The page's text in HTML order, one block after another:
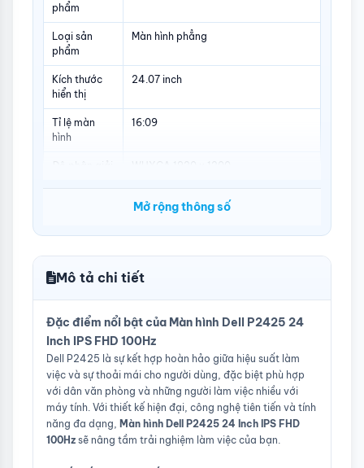
phẩm
Loại sản
phẩm
Màn hình phẳng
Kích thước
hiển thị
24.07 inch
Tỉ lệ màn
hình
16:09
Độ sáng 300 cd/m² (typ)
Góc nhìn 178º horizontal, 178º vertical
Màu sắc
màn hình
16.7 triệu màu, 99% sRGB
Bề mặt màn
Anti-Glare, Hard Coating (3H)
Mở rộng thông số
Mô tả chi tiết
Đặc điểm nổi bật của Màn hình Dell P2425 24
Inch IPS FHD 100Hz
Dell P2425 là sự kết hợp hoàn hảo giữa hiệu suất làm
việc và sự thoải mái cho người dùng, đặc biệt phù hợp
với dân văn phòng và những người làm việc nhiều với
máy tính. Với thiết kế hiện đại, công nghệ tiên tiến và tính
năng đa dạng,
Màn hình Dell P2425 24 Inch IPS FHD
100Hz sẽ nâng tầm trải nghiệm làm việc của bạn.